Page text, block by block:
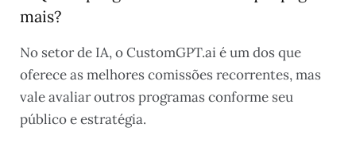
mais?
No setor de IA, o CustomGPT.ai é um dos que
oferece as melhores comissões recorrentes, mas
vale avaliar outros programas conforme seu
público e estratégia.